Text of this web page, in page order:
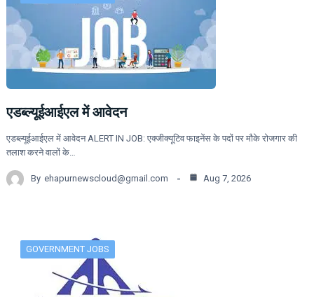
एडब्ल्यूईआईएल में आवेदन
एडब्ल्यूईआईएल में आवेदन ALERT IN JOB: एक्जीक्यूटिव फाइनेंस के पदों पर मौके रोजगार की
तलाश करने वालों के…
By ehapurnewscloud@gmail.com Aug 7, 2026
GOVERNMENT JOBS